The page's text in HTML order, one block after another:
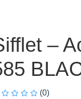
–
(0)